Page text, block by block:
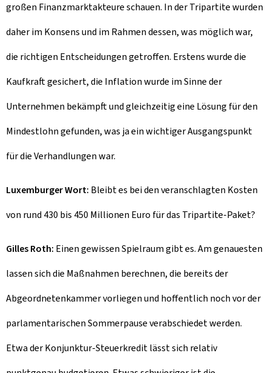
großen Finanzmarktakteure schauen. In der Tripartite wurden
daher im Konsens und im Rahmen dessen, was möglich war,
die richtigen Entscheidungen getroffen. Erstens wurde die
Kaufkraft gesichert, die Inflation wurde im Sinne der
Unternehmen bekämpft und gleichzeitig eine Lösung für den
Mindestlohn gefunden, was ja ein wichtiger Ausgangspunkt
für die Verhandlungen war.
Luxemburger Wort: Bleibt es bei den veranschlagten Kosten
von rund 430 bis 450 Millionen Euro für das Tripartite-Paket?
Gilles Roth: Einen gewissen Spielraum gibt es. Am genauesten
lassen sich die Maßnahmen berechnen, die bereits der
Abgeordnetenkammer vorliegen und hoffentlich noch vor der
parlamentarischen Sommerpause verabschiedet werden.
Etwa der Konjunktur-Steuerkredit lässt sich relativ